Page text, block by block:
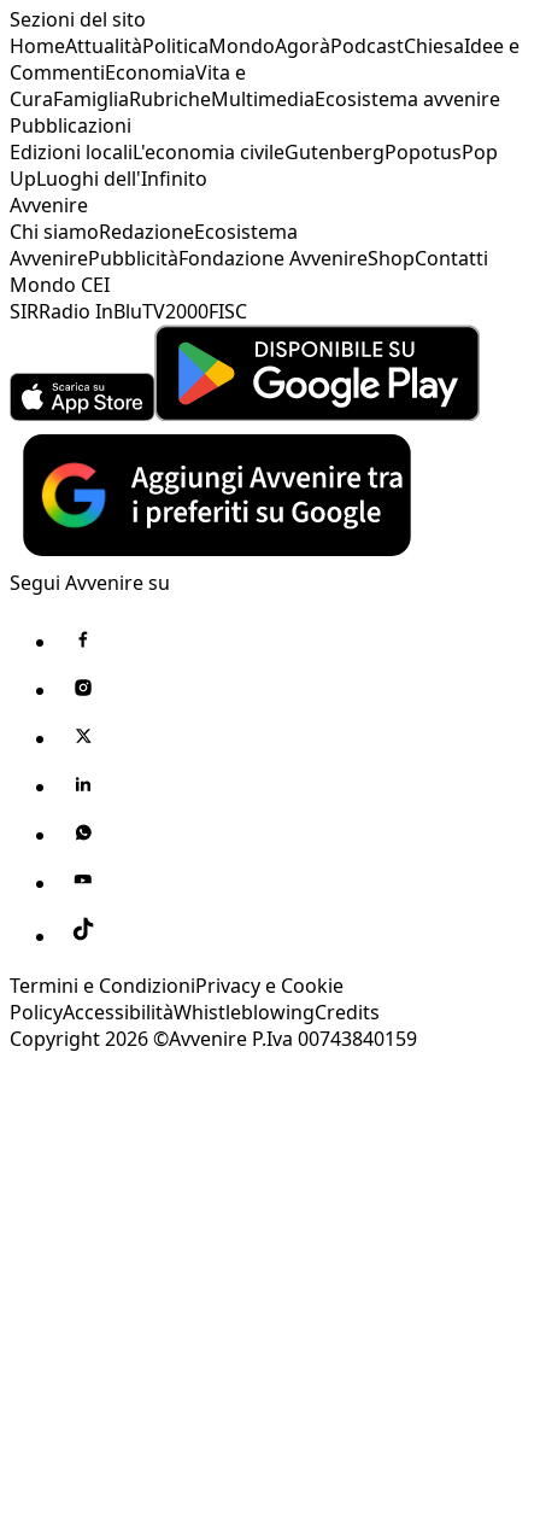
Sezioni del sito
HomeAttualitàPoliticaMondoAgoràPodcastChiesaIdee e
CommentiEconomiaVita e
CuraFamigliaRubricheMultimediaEcosistema avvenire
Pubblicazioni
Edizioni localiL'economia civileGutenbergPopotusPop
UpLuoghi dell'Infinito
Avvenire
Chi siamoRedazioneEcosistema
AvvenirePubblicitàFondazione AvvenireShopContatti
Mondo CEI
SIRRadio InBluTV2000FISC
Segui Avvenire su
Termini e CondizioniPrivacy e Cookie
PolicyAccessibilitàWhistleblowingCredits
Copyright 2026 ©Avvenire P.Iva 00743840159